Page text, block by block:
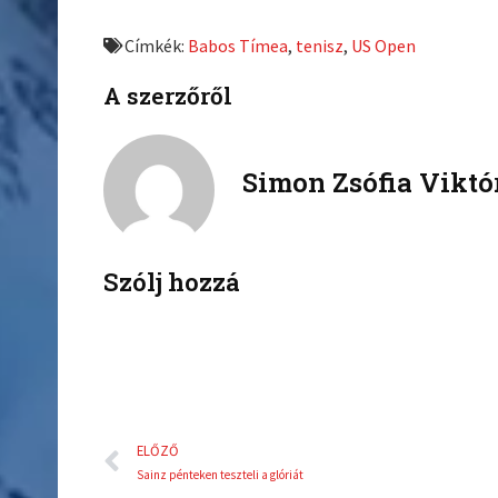
o
f
b
o
t
t
Címkék: Babos Tímea, tenisz, US Open
A szerzőről
Simon Zsófia
Szólj hozzá
Előző
ELŐZŐ
Sainz pénteken teszteli a glóriát